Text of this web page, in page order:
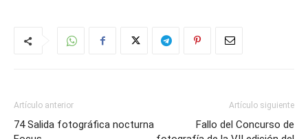
Artículo anterior
74 Salida fotográfica nocturna
Artículo siguiente
Fallo del Concurso de